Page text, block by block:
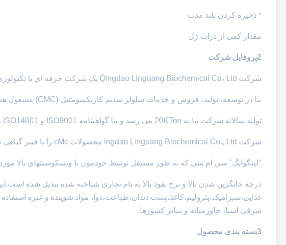
* ذخيره کردن بلند مدت
مقدار کمی از ذرات ژل
2پروفایل شرکت
شرکت Qingdao Linguang Biochemical Co، Ltd یک شرکت حرفه ای با تکنولوژی بالا است که در سال 2010 تاسیس شد.
ما در توسعه، تولید، فروش و خدمات سلولز سدیم کاربکسومتیل (CMC) مشغول هستیم.
تولید سالانه شرکت ما به 20KTon می رسد و ما گواهینامه ISO9001 و ISO14001 ، کوشر ، حلال را در سال 2012 به دست آوردیم.
شرکت ingdao Linguang Biochemical Co., Ltd محصولات cMc را با فیبر گیاهی طبیعی به عنوان مواد اولیه اصلی تولید می کند.
"لينگوانگ" سي ام سي که به طور مستقل توسط خودمون با ويسکوسيتهاي بالا
درجه جایگزین شدن بالا و نرخ نفوذ بالا به نام تجاری شناخته شده تبدیل شده
غذایی،سیرامیک،پٹرولیم،کاغذ،پست دندان،طباعت،دوا، مواد شوینده و غیره
شرقی آسیا، خاورمیانه و سایر کشورها.
3بسته بندی محصول